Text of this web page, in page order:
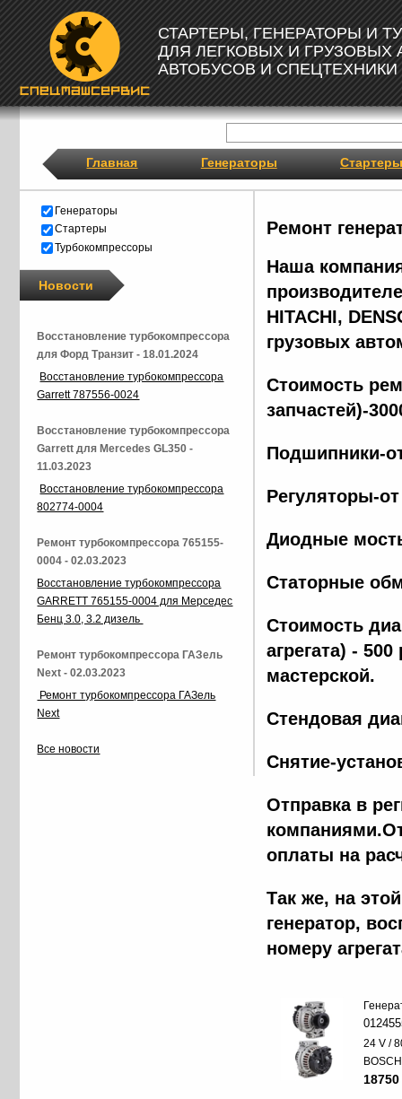
СТАРТЕРЫ, ГЕНЕРАТОРЫ И
ДЛЯ ЛЕГКОВЫХ И ГРУЗОВЫХ
АВТОБУСОВ И СПЕЦТЕХНИКИ
Главная Генераторы Стартеры
Ремонт
Наша
HITACHI,
грузовых
Стоимость
запчастей)-
Подшипники-
Регуляторы-
Диодные
Статорные
Стоимость
агрегата) -
мастерской.
Стендовая
Снятие-
Отправка в
оплаты на
Так же, на
генератор,
номеру
24 V /
BOSCH
Генераторы
Стартеры
Турбокомпрессоры
Новости
Восстановление турбокомпрессора
для Форд Транзит - 18.01.2024
Восстановление турбокомпрессора
Garrett 787556-0024
Восстановление турбокомпрессора
Garrett для Mercedes GL350 -
11.03.2023
Восстановление турбокомпрессора
802774-0004
Ремонт турбокомпрессора 765155-
0004 - 02.03.2023
Восстановление турбокомпрессора
GARRETT 765155-0004 для Мерседес
Бенц 3.0, 3.2 дизель
Ремонт турбокомпрессора ГАЗель
Next - 02.03.2023
Ремонт турбокомпрессора ГАЗель
Next
Все новости